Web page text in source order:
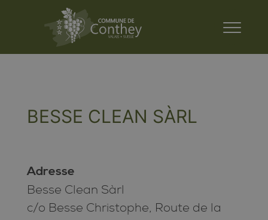
BESSE CLEAN SÀRL
Adresse
Besse Clean Sàrl
c/o Besse Christophe, Route de la